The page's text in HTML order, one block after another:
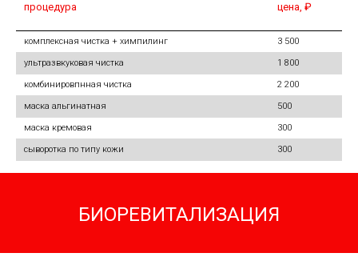
процедура цена, ₽
комплексная чистка + химпилинг 3 500
ультразвкуковая чистка 1 800
комбинировпнная чистка 2 200
маска альгинатная 500
маска кремовая 300
сыворотка по типу кожи 300
БИОРЕВИТАЛИЗАЦИЯ